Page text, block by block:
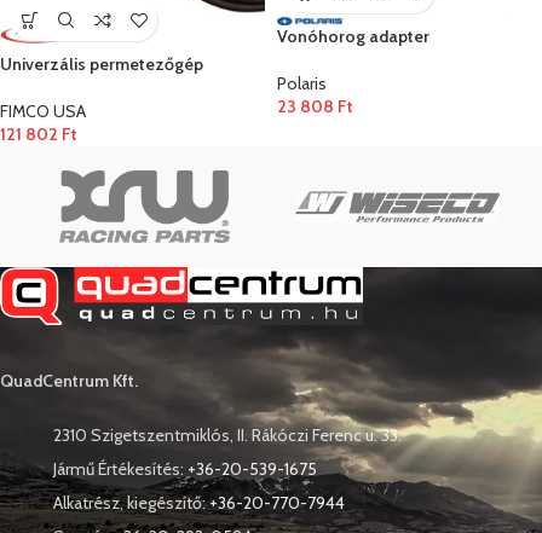
Univerzális permetezőgép
FIMCO USA
121 802 Ft
Vonóhorog adapter
Polaris
23 808 Ft
QuadCentrum Kft.
2310 Szigetszentmiklós, II. Rákóczi Ferenc u. 33.
Jármű Értékesítés: +36-20-539-1675
Alkatrész, kiegészítő:+36-20-770-7944